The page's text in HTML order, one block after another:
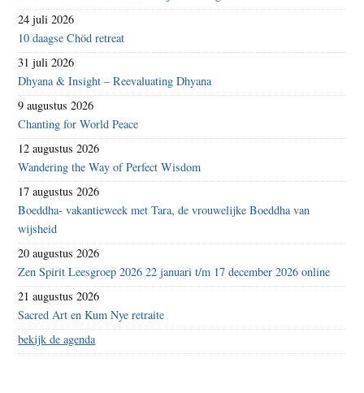
24 juli 2026
10 daagse Chöd retreat
31 juli 2026
Dhyana & Insight – Reevaluating Dhyana
9 augustus 2026
Chanting for World Peace
12 augustus 2026
Wandering the Way of Perfect Wisdom
17 augustus 2026
Boeddha- vakantieweek met Tara, de vrouwelijke Boeddha van
wijsheid
20 augustus 2026
Zen Spirit Leesgroep 2026 22 januari t/m 17 december 2026 online
21 augustus 2026
Sacred Art en Kum Nye retraite
bekijk de agenda